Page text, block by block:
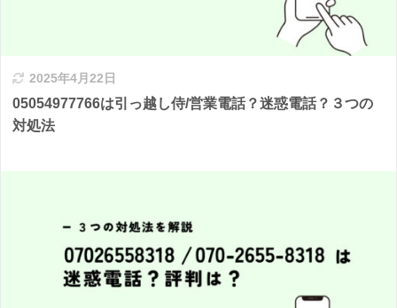
2025年4月22日
05054977766は引っ越し侍/営業電話？迷惑電話？３つの
対処法